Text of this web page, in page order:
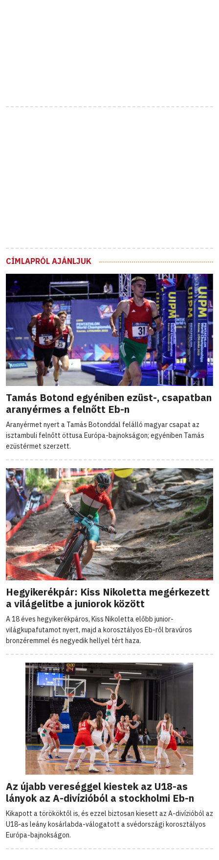
CÍMLAPRÓL AJÁNLJUK
Tamás Botond egyéniben ezüst-, csapatban
aranyérmes a felnőtt Eb-n
Aranyérmet nyert a Tamás Botonddal felálló magyar csapat az
isztambuli felnőtt öttusa Európa-bajnokságon; egyéniben Tamás
ezüstérmet szerzett.
Hegyikerékpár: Kiss Nikoletta megérkezett
a világelitbe a juniorok között
A 18 éves hegyikerékpáros, Kiss Nikoletta előbb junior-
világkupafutamot nyert, majd a korosztályos Eb-ről bravúros
bronzéremmel és negyedik hellyel tért haza.
Az újabb vereséggel kiestek az U18-as
lányok az A-divízióból a stockholmi Eb-n
Kikapott a törököktől is, és ezzel biztosan kiesett az A-divízióból az
U18-as leány kosárlabda-válogatott a svédországi korosztályos
Európa-bajnokságon.